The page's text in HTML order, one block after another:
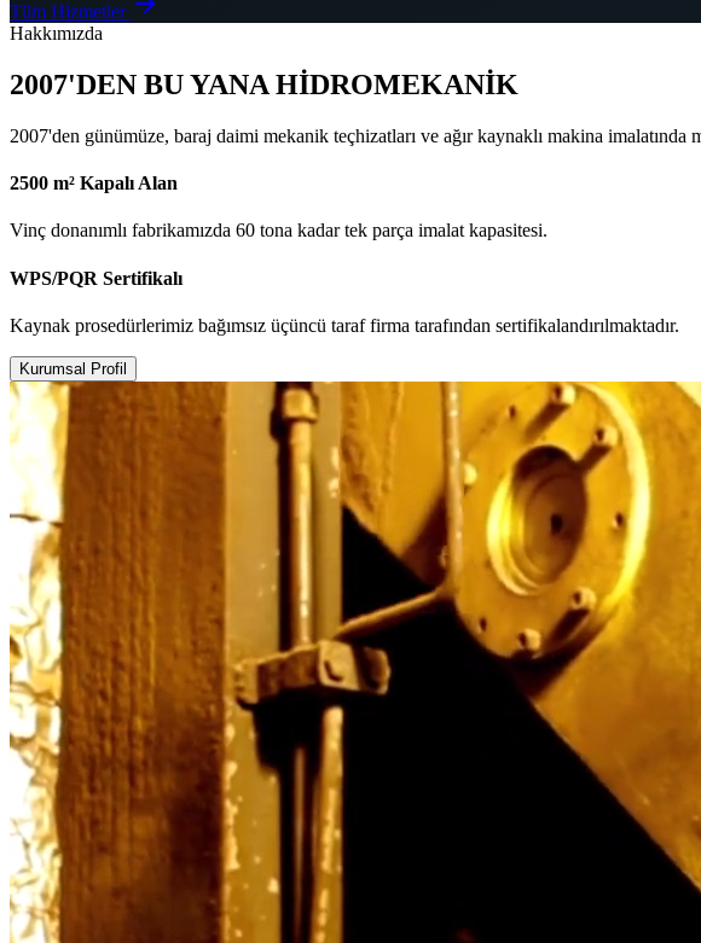
Tüm Hizmetler
Hakkımızda
2007'DEN BU YANA HİDROMEKANİK
2007'den günümüze, baraj daimi mekanik teçhizatları ve ağır kaynaklı makina
2500 m² Kapalı Alan
Vinç donanımlı fabrikamızda 60 tona kadar tek parça imalat kapasitesi.
WPS/PQR Sertifikalı
Kaynak prosedürlerimiz bağımsız üçüncü taraf firma tarafından sertifikalandırılmaktadır.
Kurumsal Profil